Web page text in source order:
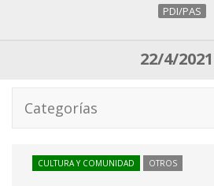
PDI/PAS
22/4/2021
Categorías
CULTURA Y COMUNIDAD OTROS